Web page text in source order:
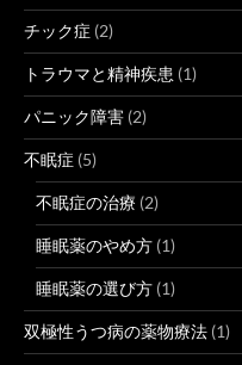
チック症 (2)
トラウマと精神疾患 (1)
パニック障害 (2)
不眠症 (5)
不眠症の治療 (2)
睡眠薬のやめ方 (1)
睡眠薬の選び方 (1)
双極性うつ病の薬物療法 (1)